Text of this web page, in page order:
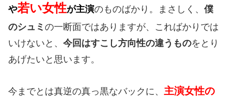
や若い女性が主演のものばかり。まさしく、 僕
のシュミ の一断面ではありますが、こればかりでは
いけないと、 今回はすこし方向性の違うものをとり
あげたいと思います。
今までとは真逆の真っ黒なバックに、 主演女性の